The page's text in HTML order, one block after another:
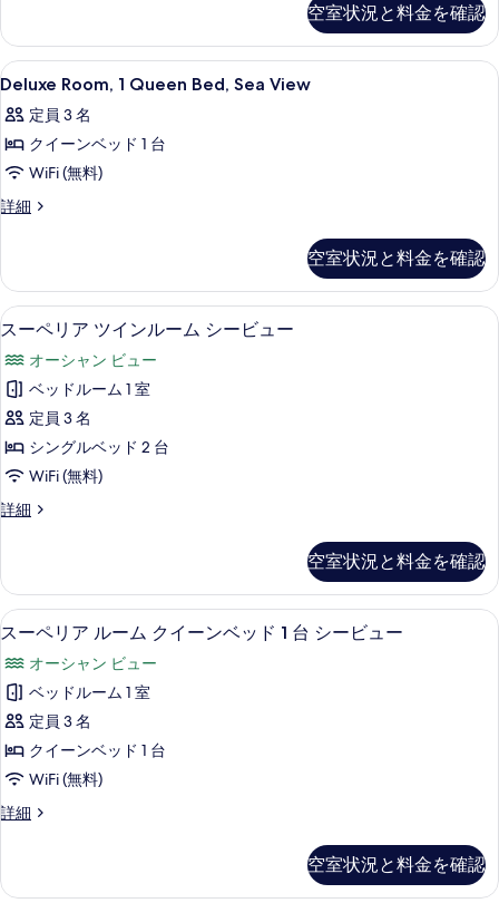
る
て
の
真
を
表
示
る
View
の
詳
空室状況と料金を確認
Deluxe
Room,
1
Queen
Bed,
Sea
す
べ
て
の
写
真
を
表
示
ミニバー、セーフティボックス (室
13
Deluxe Room, 1 Queen Bed, Sea View
定員 3 名
クイーンベッド 1 台
WiFi (無料)
詳細
Deluxe
Bed,
Sea
View
詳
細
空室状況と料金を確認
ス
ペ
リ
ア
ツ
イ
ン
ー
ム
シ
ー
ビ
ュ
ー
の
す
の
ミニバー、セーフティボックス (室
4
スーペリア ツインルーム シービュー
オーシャン ビュー
ベッドルーム 1 室
定員 3 名
シングルベッド 2 台
WiFi (無料)
詳細
ス
ア
ツ
イ
ル
ー
シ
ー
ビ
ュ
ー
空室状況と料金を確認
ス
ペ
リ
ア
ル
ー
ム
イ
ミニバー、セーフティボックス (室
5
スーペリア ルーム クイーンベッド 1 台 シービュー
オーシャン ビュー
ベッドルーム 1 室
定員 3 名
クイーンベッド 1 台
WiFi (無料)
詳細
ス
ア
空室状況と料金を確認